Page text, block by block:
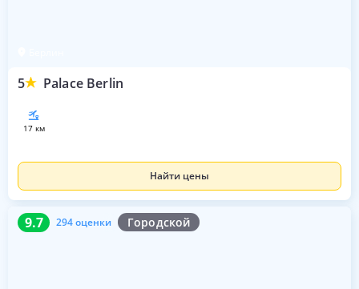
5 Palace Berlin
17 км
Найти цены
9.7 294 оценки Городской
9.7 294 оценки